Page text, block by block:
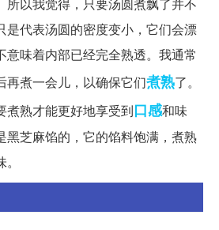
是代表汤圆的密度变小，它们会漂
意味着内部已经完全熟透。我通常
再煮一会儿，以确保它们煮熟了。
煮熟才能更好地享受到口感和味
黑芝麻馅的，它的馅料饱满，煮熟